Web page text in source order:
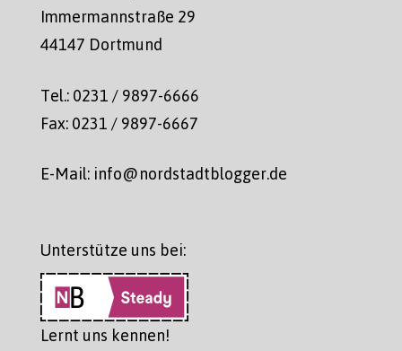
Immermannstraße 29
44147 Dortmund
Tel.: 0231 / 9897-6666
Fax: 0231 / 9897-6667
E-Mail: info@nordstadtblogger.de
Unterstütze uns bei:
Lernt uns kennen!